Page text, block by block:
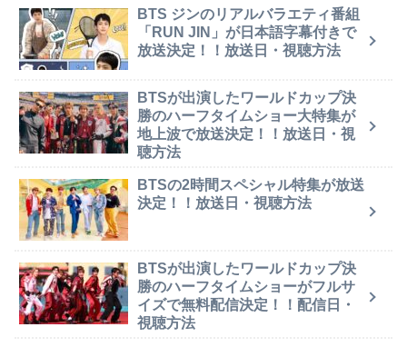
BTS ジンのリアルバラエティ番組
「RUN JIN」が日本語字幕付きで
放送決定！！放送日・視聴方法
BTSが出演したワールドカップ決
勝のハーフタイムショー大特集が
地上波で放送決定！！放送日・視
聴方法
BTSの2時間スペシャル特集が放送
決定！！放送日・視聴方法
BTSが出演したワールドカップ決
勝のハーフタイムショーがフルサ
イズで無料配信決定！！配信日・
視聴方法